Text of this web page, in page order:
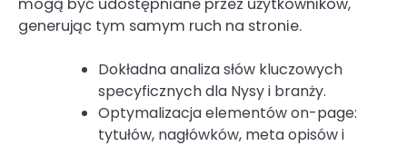
mogą być udostępniane przez użytkowników,
generując tym samym ruch na stronie.
Dokładna analiza słów kluczowych
specyficznych dla Nysy i branży.
Optymalizacja elementów on-page:
tytułów, nagłówków, meta opisów i